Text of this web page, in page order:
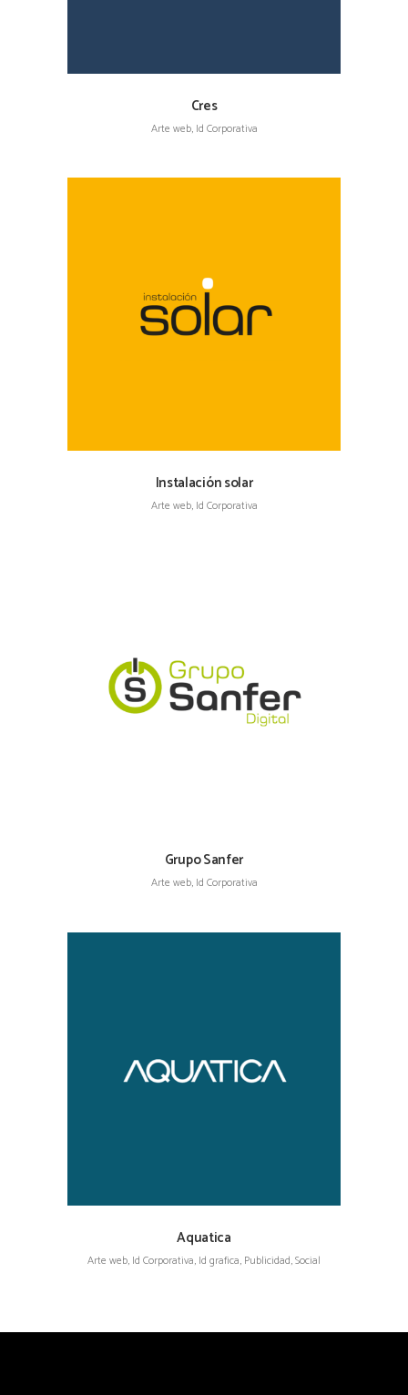
Cres
Arte web, Id Corporativa
Instalación solar
Arte web, Id Corporativa
Grupo Sanfer
Arte web, Id Corporativa
Aquatica
Arte web, Id Corporativa, Id grafica, Publicidad, Social